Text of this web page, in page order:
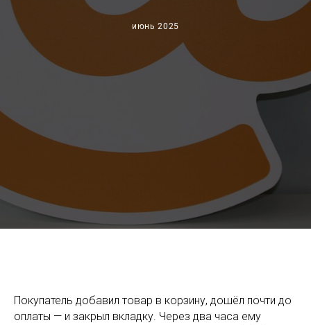
июнь 2025
Покупатель добавил товар в корзину, дошёл почти до
оплаты — и закрыл вкладку. Через два часа ему